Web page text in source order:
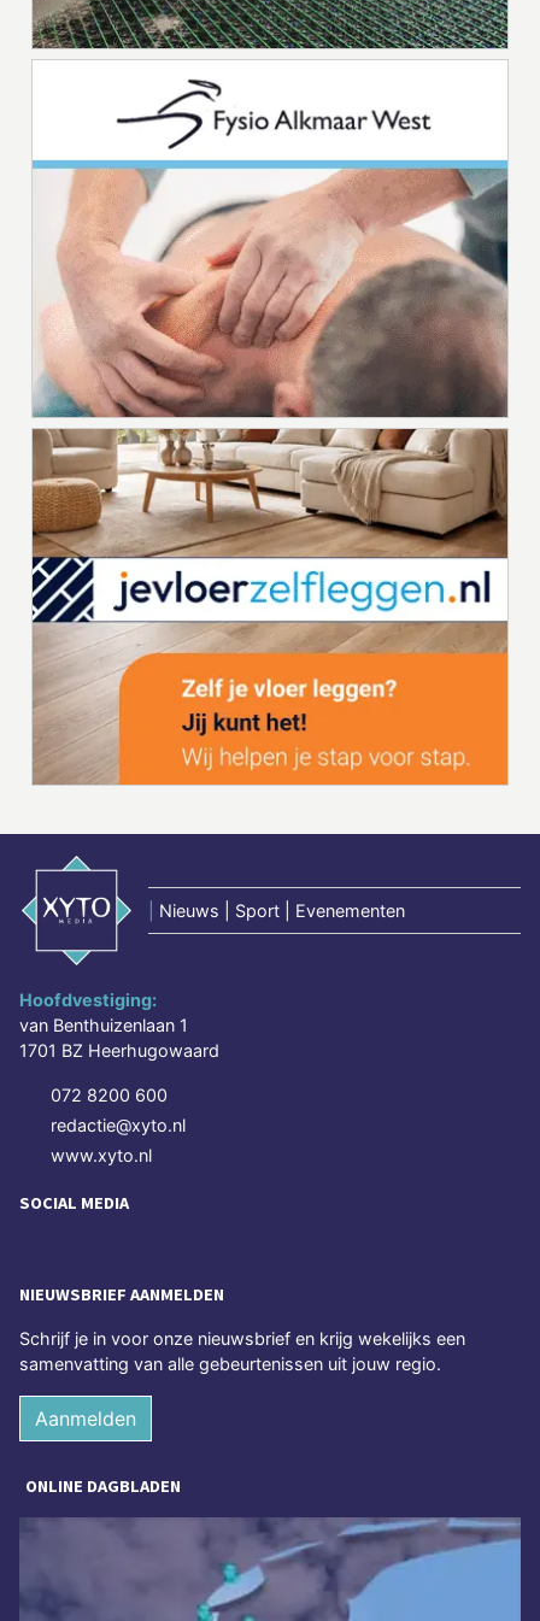
Nieuws | Sport | Evenementen
Hoofdvestiging:
van Benthuizenlaan 1
1701 BZ Heerhugowaard
072 8200 600
redactie@xyto.nl
www.xyto.nl
SOCIAL MEDIA
NIEUWSBRIEF AANMELDEN
Schrijf je in voor onze nieuwsbrief en krijg wekelijks een
samenvatting van alle gebeurtenissen uit jouw regio.
Aanmelden
ONLINE DAGBLADEN